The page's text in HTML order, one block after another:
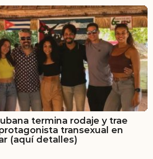
termina rodaje y trae
transexual en
(aquí detalles)